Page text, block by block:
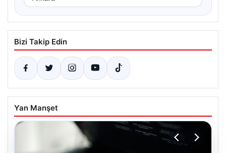
Bizi Takip Edin
Yan Manşet